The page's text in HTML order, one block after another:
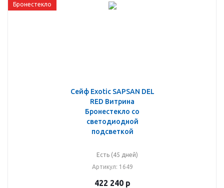
Бронестекло
Сейф Exotic SAPSAN DEL
RED Витрина
Бронестекло со
светодиодной
подсветкой
Есть (45 дней)
Артикул: 1649
422 240р